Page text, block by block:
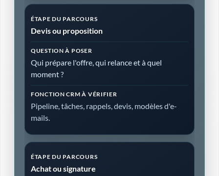
Devis ou proposition
Qui prépare l'offre, qui relance et à quel
moment ?
Pipeline, tâches, rappels, devis, modèles d'e-
mails.
Achat ou signature